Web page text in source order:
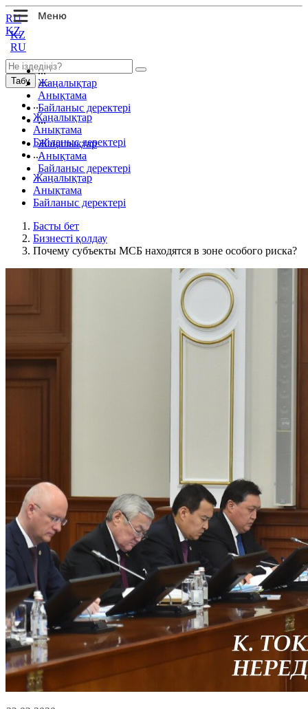
KZ
RU
...
Жаңалықтар
Анықтама
Байланыс деректері
...
Жаңалықтар
Анықтама
Байланыс деректері
RU
KZ
Табу
...
Жаңалықтар
Анықтама
Байланыс деректері
...
Жаңалықтар
Анықтама
Байланыс деректері
Басты бет
Бизнесті қолдау
Почему субъекты МСБ находятся в зоне особого риска?